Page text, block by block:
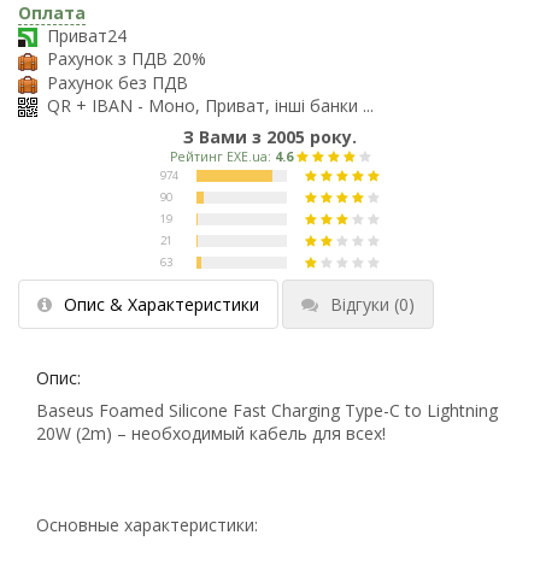
Оплата
Приват24
Рахунок з ПДВ 20%
Рахунок без ПДВ
QR + IBAN - Моно, Приват, інші банки ...
З Вами з 2005 року.
Опис & Характеристики Відгуки (0)
Опис:
Baseus Foamed Silicone Fast Charging Type-C to Lightning
20W (2m) – необходимый кабель для всех!
Основные характеристики: